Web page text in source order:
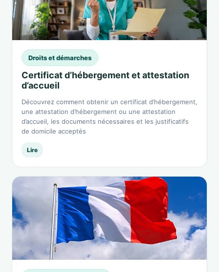
Droits et démarches
Certificat d’hébergement et attestation
d’accueil
Découvrez comment obtenir un certificat d’hébergement,
une attestation d’hébergement ou une attestation
d’accueil, les documents nécessaires et les justificatifs
de domicile acceptés
Lire